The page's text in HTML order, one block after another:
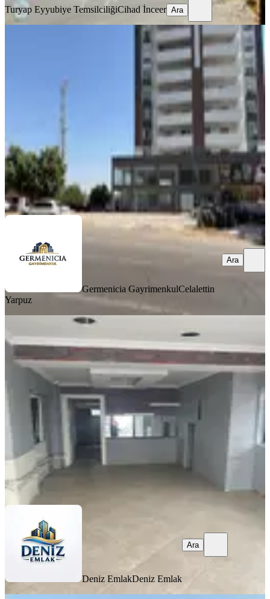
Turyap Eyyubiye TemsilciliğiCihad İnceer Ara
Ana Cadde Üzeri Satılık 310 Mkare
Girişli Dükkan
Onikişubat, Üngüt Mahallesi
Düz Giriş (Zemin)·10.07.2026
Germenicia Gayrimenkul Celalettin Yarpuz
Ara
Germenicia GayrimenkulCelalettin
Yarpuz
Ara
Deniz Emlak'tan Çocuk Hastanesi
Üzeri Satılık Dükkan 6.150.000tl
Onikişubat, Mimar Sinan Mahallesi
3 Oda·130 m²·13.05.2026
6.150.000 ₺
Deniz EmlakDeniz Emlak
Ara
Deniz EmlakDeniz Emlak
Ara